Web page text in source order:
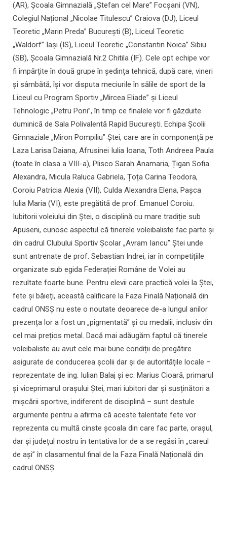
(AR), Școala Gimnazială „Ștefan cel Mare” Focșani (VN),
Colegiul Național „Nicolae Titulescu” Craiova (DJ), Liceul
Teoretic „Marin Preda” București (B), Liceul Teoretic
„Waldorf” Iași (IS), Liceul Teoretic „Constantin Noica” Sibiu
(SB), Școala Gimnazială Nr.2 Chitila (IF). Cele opt echipe vor
fi împărțite în două grupe în ședința tehnică, după care, vineri
și sâmbătă, își vor disputa meciurile în sălile de sport de la
Liceul cu Program Sportiv „Mircea Eliade” și Liceul
Tehnologic „Petru Poni”, în timp ce finalele vor fi găzduite
duminică de Sala Polivalentă Rapid București. Echipa Școlii
Gimnaziale „Miron Pompiliu” Ștei, care are în componență pe
Laza Larisa Daiana, Afrusinei Iulia Ioana, Toth Andreea Paula
(toate în clasa a VIII-a), Plisco Sarah Anamaria, Țigan Sofia
Alexandra, Micula Raluca Gabriela, Țoța Carina Teodora,
Coroiu Patricia Alexia (VII), Culda Alexandra Elena, Pașca
Iulia Maria (VI), este pregătită de prof. Emanuel Coroiu.
Iubitorii voleiului din Ștei, o disciplină cu mare tradiție sub
Apuseni, cunosc aspectul că tinerele voleibaliste fac parte și
din cadrul Clubului Sportiv Școlar „Avram Iancu” Ștei unde
sunt antrenate de prof. Sebastian Indrei, iar în competițiile
organizate sub egida Federației Române de Volei au
rezultate foarte bune. Pentru elevii care practică volei la Ștei,
fete și băieți, această calificare la Faza Finală Națională din
cadrul ONSȘ nu este o noutate deoarece de-a lungul anilor
prezența lor a fost un „pigmentată” și cu medalii, inclusiv din
cel mai prețios metal. Dacă mai adăugăm faptul că tinerele
voleibaliste au avut cele mai bune condiții de pregătire
asigurate de conducerea școlii dar și de autoritățile locale –
reprezentate de ing. Iulian Balaj și ec. Marius Cioară, primarul
și viceprimarul orașului Ștei, mari iubitori dar și susținători a
mișcării sportive, indiferent de disciplină – sunt destule
argumente pentru a afirma că aceste talentate fete vor
reprezenta cu multă cinste școala din care fac parte, orașul,
dar și județul nostru în tentativa lor de a se regăsi în „careul
de ași” în clasamentul final de la Faza Finală Națională din
cadrul ONSȘ.